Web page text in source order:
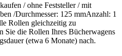
/ ohne Feststeller / mit
/Durchmesser: 125 mmAnzahl: 1
Rollen gleichzeitig zu
Sie die Rollen Ihres Bücherwagens
(etwa 6 Monate) nach.